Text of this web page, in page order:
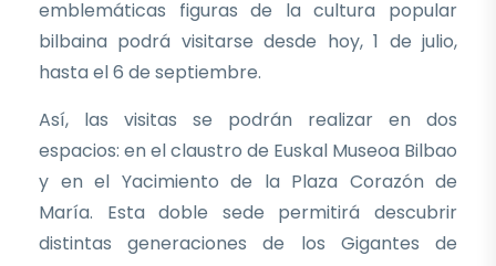
emblemáticas figuras de la cultura popular
bilbaina podrá visitarse desde hoy, 1 de julio,
hasta el 6 de septiembre.
Así, las visitas se podrán realizar en dos
espacios: en el claustro de Euskal Museoa Bilbao
y en el Yacimiento de la Plaza Corazón de
María. Esta doble sede permitirá descubrir
distintas generaciones de los Gigantes de